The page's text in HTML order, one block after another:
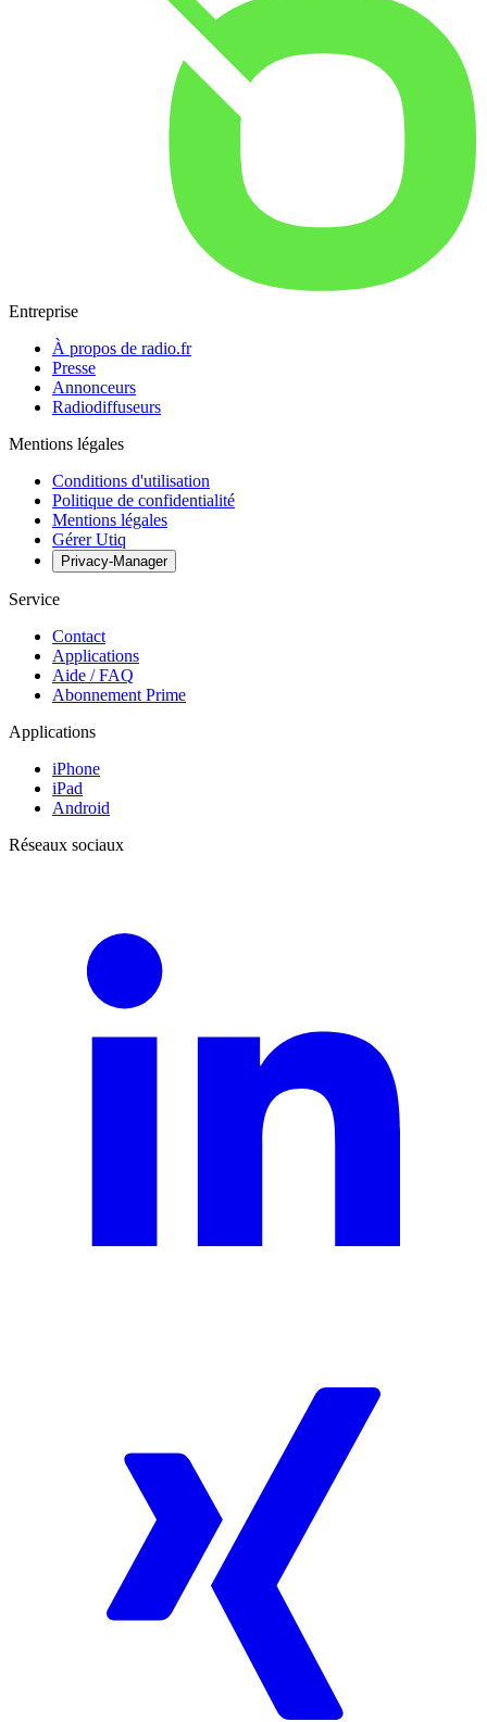
Entreprise
À propos de radio.fr
Presse
Annonceurs
Radiodiffuseurs
Mentions légales
Conditions d'utilisation
Politique de confidentialité
Mentions légales
Gérer Utiq
Privacy-Manager
Service
Contact
Applications
Aide / FAQ
Abonnement Prime
Applications
iPhone
iPad
Android
Réseaux sociaux